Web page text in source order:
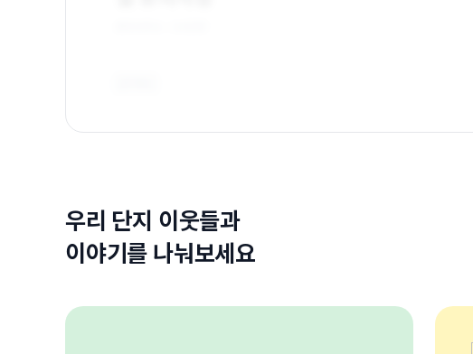
우리 단지 이웃들과
이야기를 나눠보세요